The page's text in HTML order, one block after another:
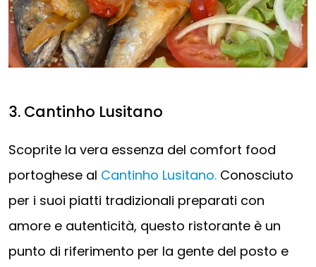
3. Cantinho Lusitano
Scoprite la vera essenza del comfort food
portoghese al Cantinho Lusitano. Conosciuto
per i suoi piatti tradizionali preparati con
amore e autenticità, questo ristorante è un
punto di riferimento per la gente del posto e